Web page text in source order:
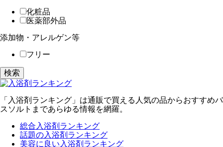
化粧品
医薬部外品
添加物・アレルゲン等
フリー
検索
「入浴剤ランキング」は通販で買える人気の品からおすすめバ
スソルトまであらゆる情報を網羅。
総合入浴剤ランキング
話題の入浴剤ランキング
美容に良い入浴剤ランキング